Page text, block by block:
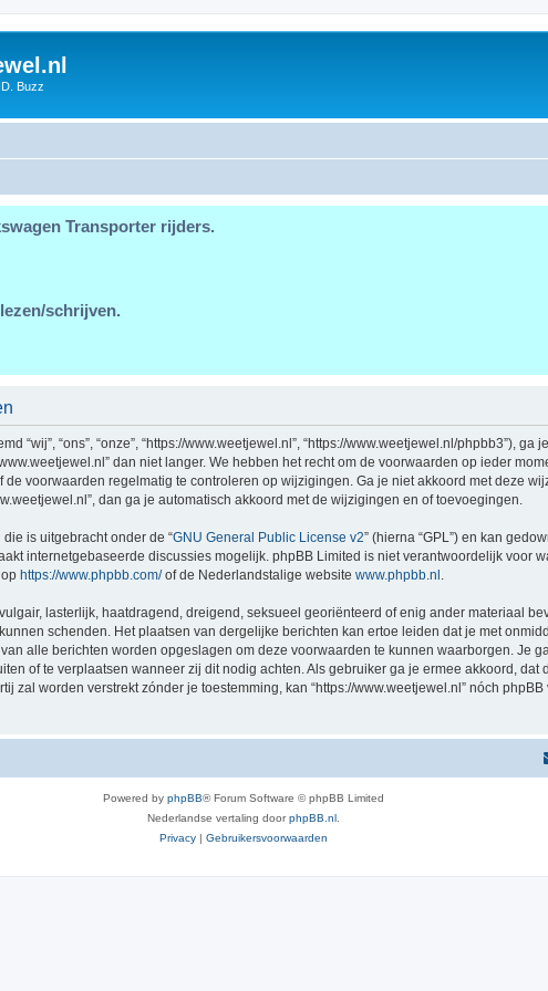
Buzz
Transporter rijders.
schrijven.
“wij”, “ons”, “onze”, “https://www.weetjewel.nl”, “https://www.weetjewel.nl/phpbb3”),
dan niet langer. We hebben het recht om de voorwaarden op ieder
voorwaarden regelmatig te controleren op wijzigingen. Ga je niet akkoord met deze
dan ga je automatisch akkoord met de wijzigingen en of toevoegingen.
is uitgebracht onder de “GNU General Public License v2” (hierna “GPL”) en kan
internetgebaseerde discussies mogelijk. phpBB Limited is niet verantwoordelijk voor
https://www.phpbb.com/of de Nederlandstalige website www.phpbb.nl
lasterlijk, haatdragend, dreigend, seksueel georiënteerd of enig ander materiaal
schenden. Het plaatsen van dergelijke berichten kan ertoe leiden dat je met
alle berichten worden opgeslagen om deze voorwaarden te kunnen waarborgen. Je
of te verplaatsen wanneer zij dit nodig achten. Als gebruiker ga je ermee akkoord,
zal worden verstrekt zónder je toestemming, kan “https://www.weetjewel.nl” nóch
Powered by phpBB® Forum Software © phpBB Limited
Nederlandse vertaling doorphpBB.nl
Privacy | Gebruikersvoorwaarden